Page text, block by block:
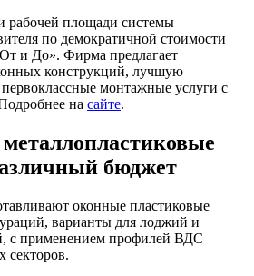
рабочей площади системы
по демократичной стоимости
и До». Фирма предлагает
конструкций, лучшую
монтажные услуги с
на сайте.
бюджет
оконные пластиковые
варианты для лоджий и
с применением профилей ВДС
секторов.